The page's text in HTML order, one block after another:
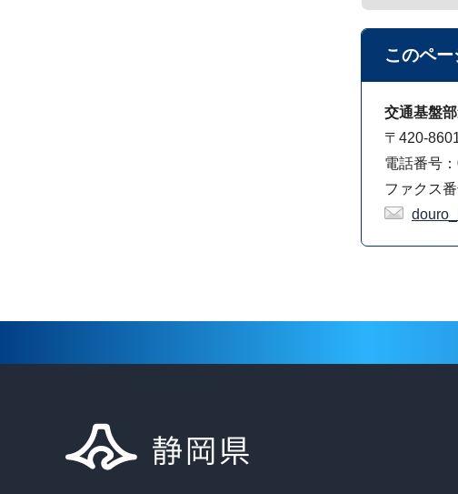
このペ
交通基盤
〒420-
電話番号
ファクス